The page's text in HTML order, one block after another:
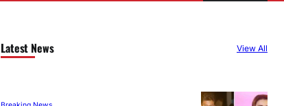
Latest News View All